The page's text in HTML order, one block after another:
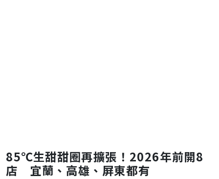
85℃生甜甜圈再擴張！2026年前開8
店 宜蘭、高雄、屏東都有